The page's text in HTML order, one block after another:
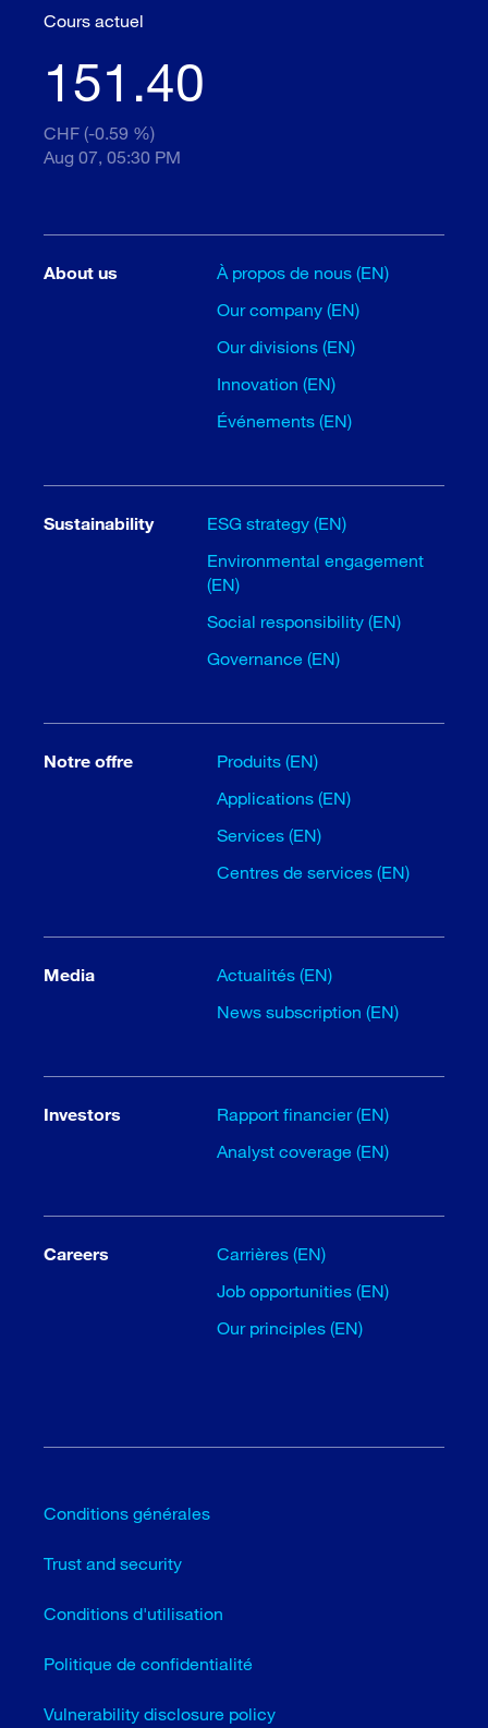
Cours actuel
151.40
CHF (-0.59 %)
Aug 07, 05:30 PM
About us
À propos de nous (EN)
Our company (EN)
Our divisions (EN)
Innovation (EN)
Événements (EN)
Sustainability
ESG strategy (EN)
Environmental engagement
(EN)
Social responsibility (EN)
Governance (EN)
Notre offre
Produits (EN)
Applications (EN)
Services (EN)
Centres de services (EN)
Media
Actualités (EN)
News subscription (EN)
Investors
Rapport financier (EN)
Analyst coverage (EN)
Careers
Carrières (EN)
Job opportunities (EN)
Our principles (EN)
Conditions générales
Trust and security
Conditions d'utilisation
Politique de confidentialité
Vulnerability disclosure policy